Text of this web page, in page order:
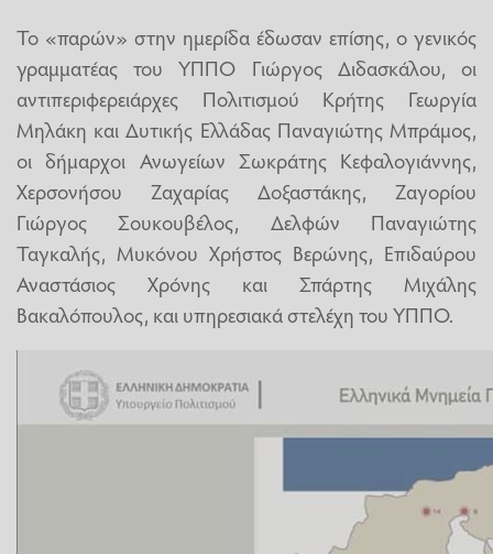
Το «παρών» στην ημερίδα έδωσαν επίσης, ο γενικός
γραμματέας του ΥΠΠΟ Γιώργος Διδασκάλου, οι
αντιπεριφερειάρχες Πολιτισμού Κρήτης Γεωργία
Μηλάκη και Δυτικής Ελλάδας Παναγιώτης Μπράμος,
οι δήμαρχοι Ανωγείων Σωκράτης Κεφαλογιάννης,
Χερσονήσου Ζαχαρίας Δοξαστάκης, Ζαγορίου
Γιώργος Σουκουβέλος, Δελφών Παναγιώτης
Ταγκαλής, Μυκόνου Χρήστος Βερώνης, Επιδαύρου
Αναστάσιος Χρόνης και Σπάρτης Μιχάλης
Βακαλόπουλος, και υπηρεσιακά στελέχη του ΥΠΠΟ.